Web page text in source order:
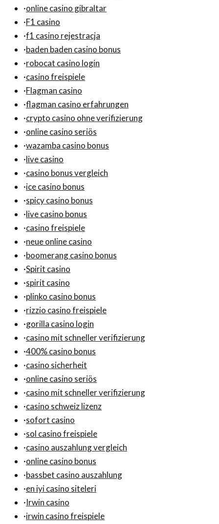
·online casino gibraltar
·F1 casino
·f1 casino rejestracja
·baden baden casino bonus
·robocat casino login
·casino freispiele
·Flagman casino
·flagman casino erfahrungen
·crypto casino ohne verifizierung
·online casino seriös
·wazamba casino bonus
·live casino
·casino bonus vergleich
·ice casino bonus
·spicy casino bonus
·live casino bonus
·casino freispiele
·neue online casino
·boomerang casino bonus
·Spirit casino
·spirit casino
·plinko casino bonus
·rizzio casino freispiele
·gorilla casino login
·casino mit schneller verifizierung
·400% casino bonus
·casino sicherheit
·online casino seriös
·casino mit schneller verifizierung
·casino schweiz lizenz
·sofort casino
·sol casino freispiele
·casino auszahlung vergleich
·online casino bonus
·bassbet casino auszahlung
·en iyi casino siteleri
·Irwin casino
·irwin casino freispiele